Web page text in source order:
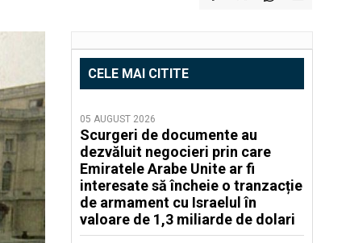
CELE MAI CITITE
05 AUGUST 2026
Scurgeri de documente au
dezvăluit negocieri prin care
Emiratele Arabe Unite ar fi
interesate să încheie o tranzacție
de armament cu Israelul în
valoare de 1,3 miliarde de dolari